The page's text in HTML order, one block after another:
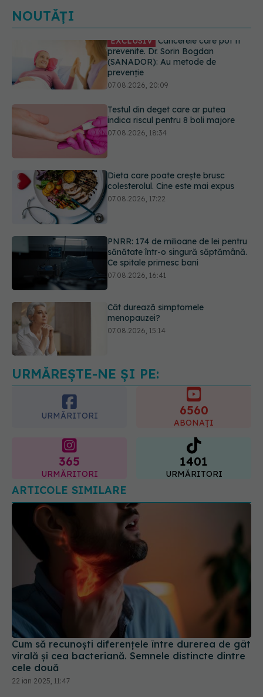
NOUTĂȚI
Testul din deget care ar putea
indica riscul pentru 8 boli majore
07.08.2026, 18:34
Dieta care poate crește brusc
colesterolul. Cine este mai expus
PNRR: 174 de milioane de lei pentru
sănătate într-o singură săptămână.
Cât durează simptomele
menopauzei?
07.08.2026, 15:14
EXCLUSIV Cancerele care pot fi
prevenite. Dr. Sorin Bogdan
URMĂREȘTE-NE ȘI PE:
URMĂRITORI 6560
ABONAȚI
365
URMĂRITORI
1401
URMĂRITORI
ARTICOLE SIMILARE
Cum să recunoști diferențele între durerea de gât
virală și cea bacteriană. Semnele distincte dintre
cele două
22 ian 2025, 11:47